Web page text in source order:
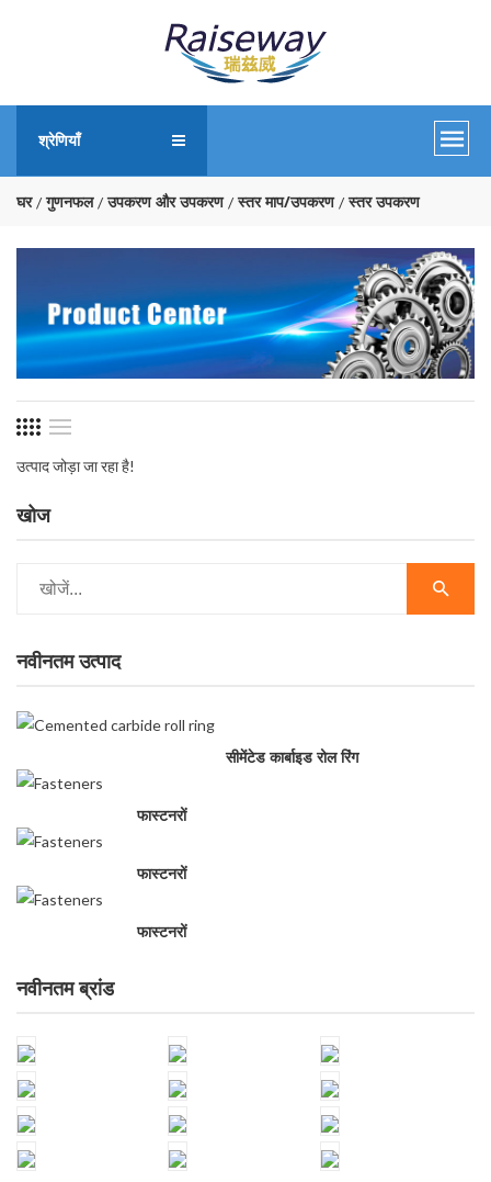
श्रेणियाँ
घर गुणनफल उपकरण और उपकरण स्तर माप/उपकरण स्तर उपकरण
खोज
नवीनतम उत्पाद
सीमेंटेड कार्बाइड रोल रिंग
फास्टनरों
फास्टनरों
फास्टनरों
नवीनतम ब्रांड
उत्पाद जोड़ा जा रहा है!